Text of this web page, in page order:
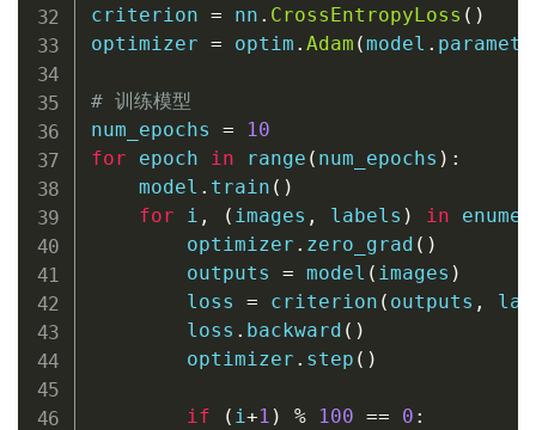
criterion = nn . CrossEntropyLoss ( )
optimizer = optim . Adam (model .
# 训练模型
num_epochs =
10
for epoch in range ( num_epochs ) :
    model
. train ( )
for i , ( images , labels ) in
        optimizer
. zero_grad ( )
        outputs
= model ( images )
        loss
= criterion ( outputs ,
        loss
. backward ( )
        optimizer
. step ( )
if ( i+1 ) % 100 == 0 :